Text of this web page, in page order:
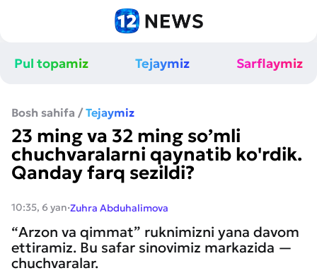
Pul topamiz Tejaymiz Sarflaymiz
Bosh sahifa / Tejaymiz
23 ming va 32 ming so’mli
chuchvaralarni qaynatib ko'rdik.
Qanday farq sezildi?
10:35, 6 yan·Zuhra Abduhalimova
“Arzon va qimmat” ruknimizni yana davom
ettiramiz. Bu safar sinovimiz markazida —
chuchvaralar.